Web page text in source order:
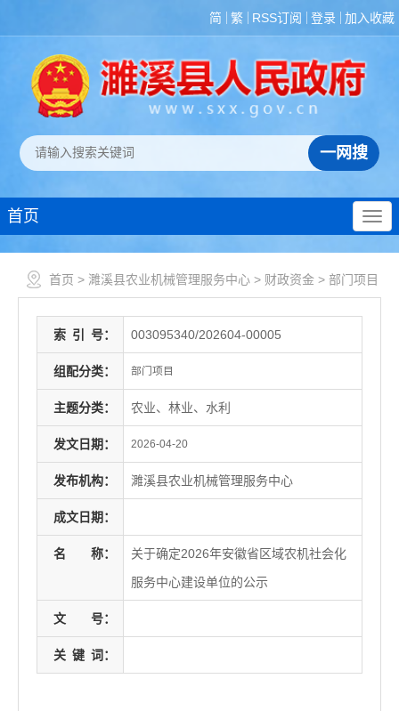
简 繁 RSS订阅 登录 加入收藏
首页
首页 > 濉溪县农业机械管理服务中心 > 财政资金 > 部门项目
索 引 号： 003095340/202604-00005
组配分类： 部门项目
主题分类： 农业、林业、水利
发文日期： 2026-04-20
发布机构： 濉溪县农业机械管理服务中心
成文日期：
名 称：
关于确定2026年安徽省区域农机社会化
服务中心建设单位的公示
文 号：
关 键 词：